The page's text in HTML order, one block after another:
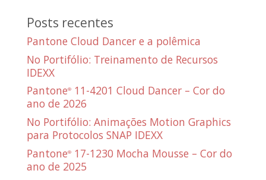
Posts recentes
Pantone Cloud Dancer e a polêmica
No Portifólio: Treinamento de Recursos
IDEXX
Pantone®11-4201 Cloud Dancer – Cor do
ano de 2026
No Portifólio: Animações Motion Graphics
para Protocolos SNAP IDEXX
Pantone®17-1230 Mocha Mousse – Cor do
ano de 2025